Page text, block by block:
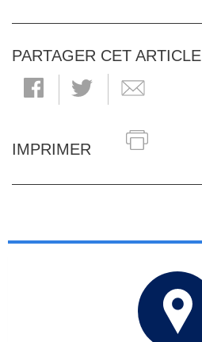
PARTAGER CET ARTICLE
IMPRIMER